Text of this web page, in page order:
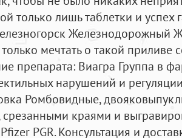
только лишь таблетки и успех
Железнодорожный
мечтать о такой приливе
препарата: Виагра Группа в
нарушений и
Ромбовидные,
срезанными краями и
PGR. Консультация и